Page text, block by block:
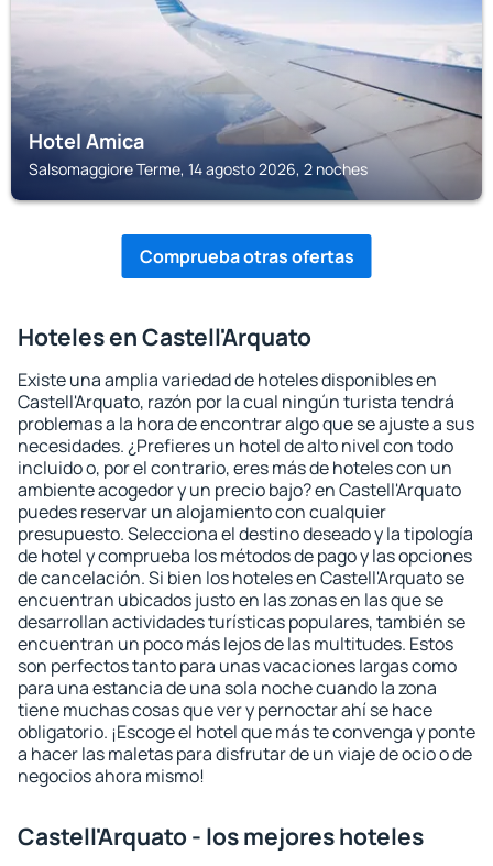
Hotel Amica
Salsomaggiore Terme, 14 agosto 2026, 2 noches
Comprueba otras ofertas
Hoteles en Castell'Arquato
Existe una amplia variedad de hoteles disponibles en
Castell'Arquato, razón por la cual ningún turista tendrá
problemas a la hora de encontrar algo que se ajuste a sus
necesidades. ¿Prefieres un hotel de alto nivel con todo
incluido o, por el contrario, eres más de hoteles con un
ambiente acogedor y un precio bajo? en Castell'Arquato
puedes reservar un alojamiento con cualquier
presupuesto. Selecciona el destino deseado y la tipología
de hotel y comprueba los métodos de pago y las opciones
de cancelación. Si bien los hoteles en Castell'Arquato se
encuentran ubicados justo en las zonas en las que se
desarrollan actividades turísticas populares, también se
encuentran un poco más lejos de las multitudes. Estos
son perfectos tanto para unas vacaciones largas como
para una estancia de una sola noche cuando la zona
tiene muchas cosas que ver y pernoctar ahí se hace
obligatorio. ¡Escoge el hotel que más te convenga y ponte
a hacer las maletas para disfrutar de un viaje de ocio o de
negocios ahora mismo!
Castell'Arquato - los mejores hoteles